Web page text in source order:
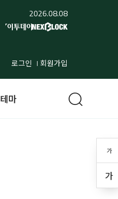
2026.08.08
로그인 회원가입
가
가
테마